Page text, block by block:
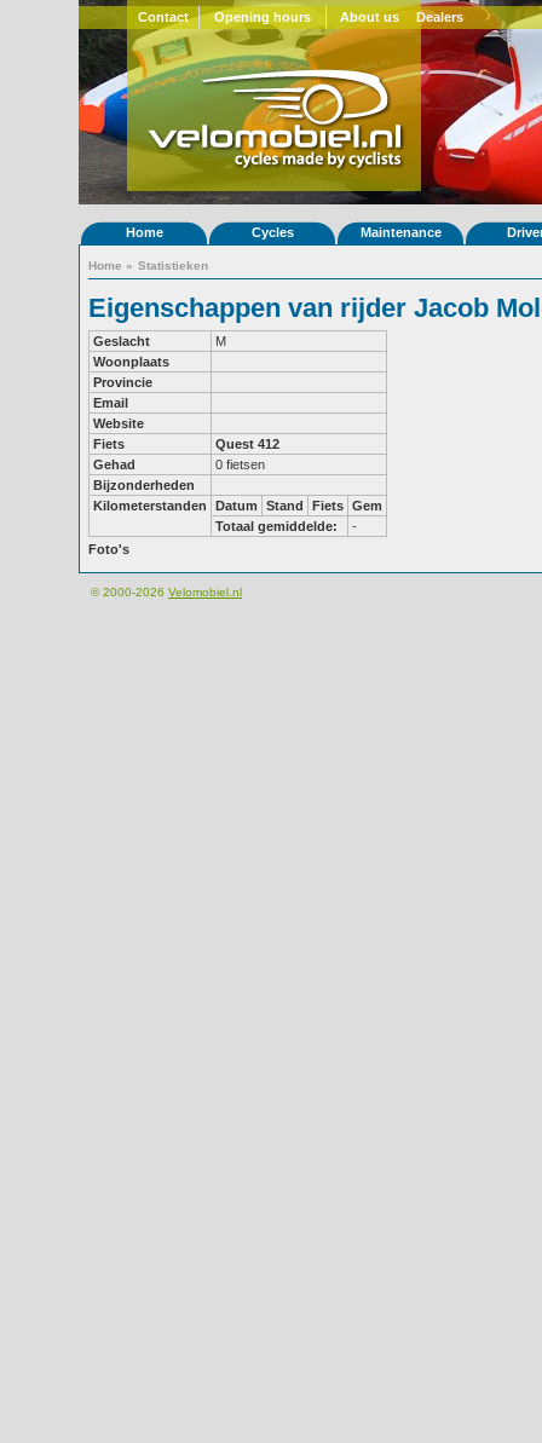
Contact Opening hours About us Dealers
Home Cycles Maintenance
Home » Statistieken
Eigenschappen van rijder Jacob
Geslacht
M
Woonplaats
Provincie
Email
Website
Fiets
Quest 412
Gehad
0 fietsen
Bijzonderheden
Kilometerstanden
Datum Stand Fiets Gem
Totaal gemiddelde:
-
Foto's
© 2000-2026 Velomobiel.nl